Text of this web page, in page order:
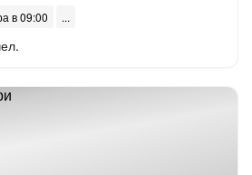
в 09:00